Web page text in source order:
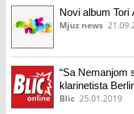
Novi album Tori
Mjuz news
“Sa Nemanjom
klarinetista
sa Radulovićem
Blic 25.01.2019